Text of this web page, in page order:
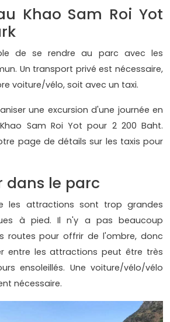
Khao Sam Roi Yot
de se rendre au parc avec les
Un transport privé est nécessaire,
voiture/vélo, soit avec un taxi.
une excursion d'une journée en
Sam Roi Yot pour 2 200 Baht.
page de détails sur les taxis pour
dans le parc
les attractions sont trop grandes
à pied. Il n'y a pas beaucoup
routes pour offrir de l'ombre, donc
entre les attractions peut être très
ensoleillés. Une voiture/vélo/vélo
nécessaire.